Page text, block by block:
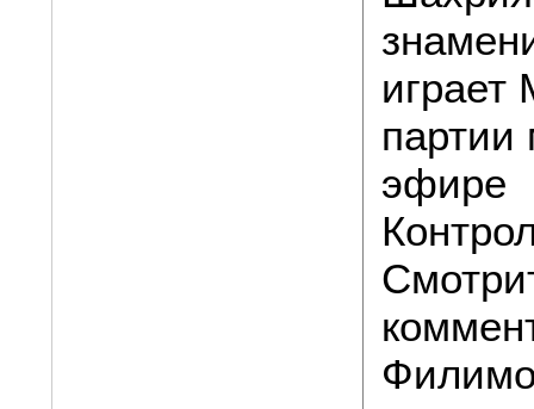
играет
эфире